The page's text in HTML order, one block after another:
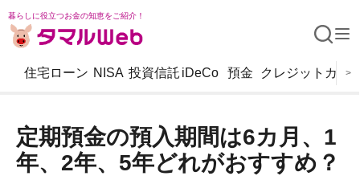
暮らしに役立つお金の知恵をご紹介！
住宅ローン NISA 投資信託 iDeCo 預金 クレジットカー
>
定期預金の預入期間は6カ月、1
年、2年、5年どれがおすすめ？